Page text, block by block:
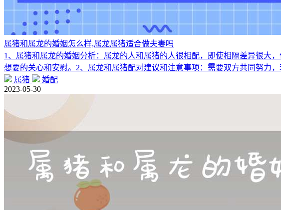
属猪和属龙的婚姻怎么样,属龙属猪适合做夫妻吗
1、属猪和属龙的婚姻分析：属龙的人和属猪的人很相配，即使相隔差异很大
想要的关心和安慰。2、属龙和属猪配对建议和注意事项：需要双方共同努力，
属猪
婚配
2023-05-30